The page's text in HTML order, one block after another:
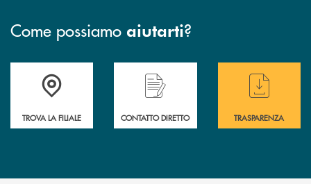
Come possiamo aiutarti?
Accedi all' elenco completo delle filiali
TROVA LA FILIALE
Hai bisogno di assistenza immediata ?
CONTATTO DIRETTO
Hai bisogno di
TRASPARENZA